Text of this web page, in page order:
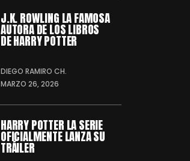
J.K. ROWLING LA FAMOSA
AUTORA DE LOS LIBROS
DE HARRY POTTER
DIEGO RAMIRO CH.
MARZO 26, 2026
HARRY POTTER LA SERIE
OFICIALMENTE LANZA SU
TRÁILER